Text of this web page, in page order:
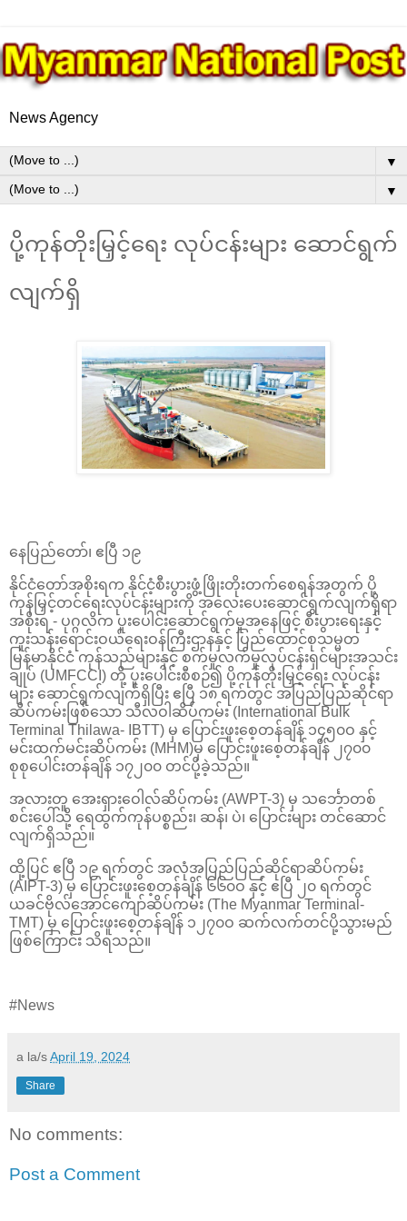
News Agency
▼
▼
ပို့ကုန်တိုးမြှင့်ရေး လုပ်ငန်းများ ဆောင်ရွက်
လျက်ရှိ
နေပြည်တော်၊ ဧပြီ ၁၉
နိုင်ငံတော်အစိုးရက နိုင်ငံ့စီးပွားဖွံ့ဖြိုးတိုးတက်စေရန်အတွက် ပို့
ကုန်မြှင့်တင်ရေးလုပ်ငန်းများကို အလေးပေးဆောင်ရွက်လျက်ရှိရာ
အစိုးရ - ပုဂ္ဂလိက ပူးပေါင်းဆောင်ရွက်မှုအနေဖြင့် စီးပွားရေးနှင့်
ကူးသန်းရောင်းဝယ်ရေးဝန်ကြီးဌာနနှင့် ပြည်ထောင်စုသမ္မတ
မြန်မာနိုင်ငံ ကုန်သည်များနှင့် စက်မှုလက်မှုလုပ်ငန်းရှင်များအသင်း
ချုပ် (UMFCCI) တို့ ပူးပေါင်းစီစဉ်၍ ပို့ကုန်တိုးမြှင့်ရေး လုပ်ငန်း
များ ဆောင်ရွက်လျက်ရှိပြီး ဧပြီ ၁၈ ရက်တွင် အပြည်ပြည်ဆိုင်ရာ
ဆိပ်ကမ်းဖြစ်သော သီလဝါဆိပ်ကမ်း (International Bulk
Terminal Thilawa- IBTT) မှ ပြောင်းဖူးစေ့တန်ချိန် ၁၄၅၀ဝ နှင့်
မင်းထက်မင်းဆိပ်ကမ်း (MHM)မှ ပြောင်းဖူးစေ့တန်ချိန် ၂၇၀၀
စုစုပေါင်းတန်ချိန် ၁၇၂၀၀ တင်ပို့ခဲ့သည်။
အလားတူ အေးရှားဝေါလ်ဆိပ်ကမ်း (AWPT-3) မှ သင်္ဘောတစ်
စင်းပေါ်သို့ ရေထွက်ကုန်ပစ္စည်း၊ ဆန်၊ ပဲ၊ ပြောင်းများ တင်ဆောင်
လျက်ရှိသည်။
ထို့ပြင် ဧပြီ ၁၉ ရက်တွင် အလုံအပြည်ပြည်ဆိုင်ရာဆိပ်ကမ်း
(AIPT-3) မှ ပြောင်းဖူးစေ့တန်ချိန် ၆၆၀ဝ နှင့် ဧပြီ ၂၀ ရက်တွင်
ယခင်ဗိုလ်အောင်ကျော်ဆိပ်ကမ်း (The Myanmar Terminal-
TMT) မှ ပြောင်းဖူးစေ့တန်ချိန် ၁၂၇၀ဝ ဆက်လက်တင်ပို့သွားမည်
ဖြစ်ကြောင်း သိရသည်။
#News
a la/sApril 19, 2024
Share
No comments:
Post a Comment